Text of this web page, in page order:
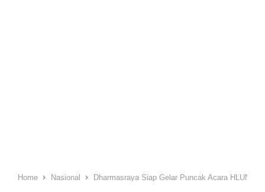
Home Nasional Dharmasraya Siap Gelar Puncak Acara HLUN